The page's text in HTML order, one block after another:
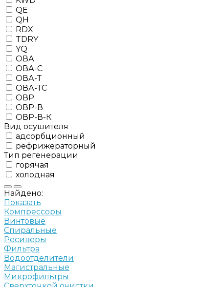
QE
QH
RDX
TDRY
YQ
ОВА
ОВА-С
ОВА-Т
ОВА-ТС
ОВР
ОВР-В
ОВР-В-К
Вид осушителя
адсорбционный
рефрижераторный
Тип регенерации
горячая
холодная
Найдено:
Показать
Компрессоры
Винтовые
Спиральные
Ресиверы
Фильтра
Водоотделители
Магистральные
Микрофильтры